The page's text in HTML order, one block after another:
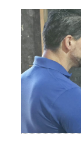
Imagen